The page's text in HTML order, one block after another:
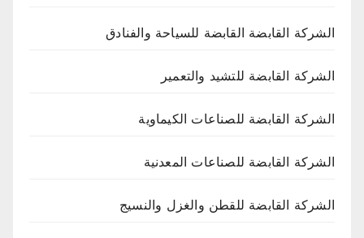
الشركة القابضة القابضة للسياحة والفنادق
الشركة القابضة للتشيد والتعمير
الشركة القابضة للصناعات الكيماوية
الشركة القابضة للصناعات المعدنية
الشركة القابضة للقطن والغزل والنسيج